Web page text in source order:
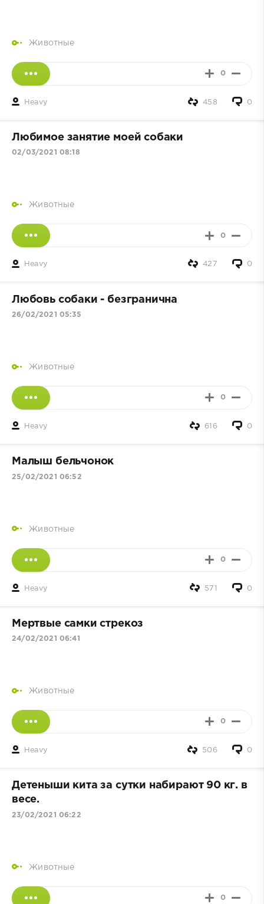
Животные
0
Heavy 0
458
Любимое занятие моей собаки
02/03/2021 08:18
Животные
0
Heavy 0
427
Любовь собаки - безгранична
26/02/2021 05:35
Животные
0
Heavy 0
616
Малыш бельчонок
25/02/2021 06:52
Животные
0
Heavy 0
571
Мертвые самки стрекоз
24/02/2021 06:41
Животные
0
Heavy 0
506
Детеныши кита за сутки набирают 90 кг. в
весе.
23/02/2021 06:22
Животные
0